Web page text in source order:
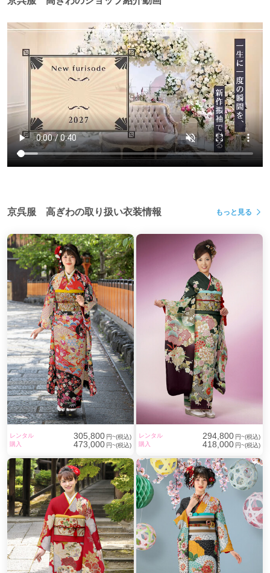
京呉服 高ぎわの取り扱い衣装情報 もっと見る
レンタル 305,800 円~(税込)
購入
473,000 円~(税込)
レンタル 294,800 円~(税込)
購入
418,000 円~(税込)